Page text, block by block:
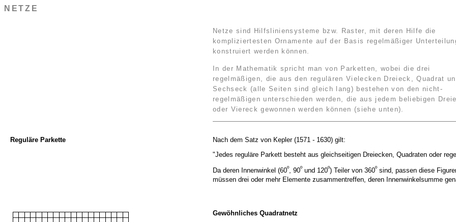
NETZE
Netze sind Hilfsliniensysteme bzw. Raster, mit deren Hilfe die
kompliziertesten Ornamente auf der Basis regelmäßiger
konstruiert werden können.
In der Mathematik spricht man von Parketten, wobei die drei
regelmäßigen, die aus den regulären Vielecken Dreieck, Quadrat
Sechseck (alle Seiten sind gleich lang) bestehen von den nicht-
regelmäßigen unterschieden werden, die aus jedem beliebigen
oder Viereck gewonnen werden können (siehe unten).
Reguläre Parkette
Nach dem Satz von Kepler (1571 - 1630) gilt:
"Jedes reguläre Parkett besteht aus gleichseitigen Dreiecken, Quadraten oder
Da deren Innenwinkel (60º, 90º und 120º) Teiler von 360º sind, passen diese
müssen drei oder mehr Elemente zusammentreffen, deren Innenwinkelsumme
Gewöhnliches Quadratnetz